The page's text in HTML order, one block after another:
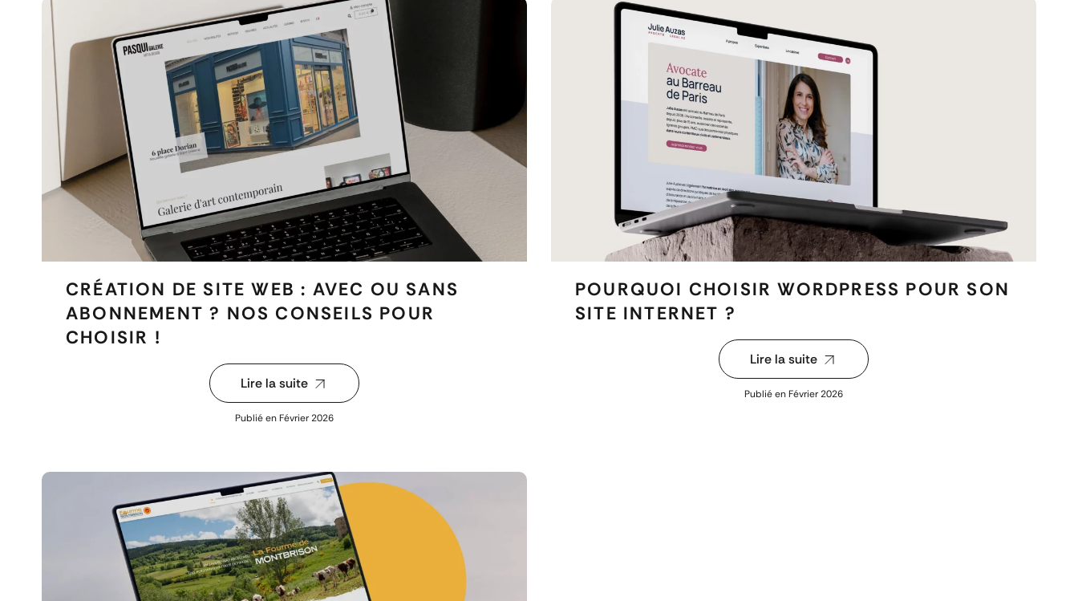
CRÉATION DE SITE WEB : AVEC OU SANS
ABONNEMENT ? NOS CONSEILS POUR
CHOISIR !
Lire la suite
Publié enFévrier 2026
POURQUOI CHOISIR WORDPRESS POUR SON
SITE INTERNET ?
Lire la suite
Publié enFévrier 2026